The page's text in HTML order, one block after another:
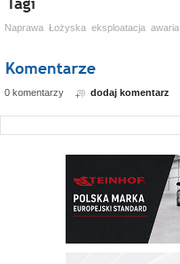
Naprawa Łożyska eksploatacja awaria
0 komentarzy dodaj komentarz